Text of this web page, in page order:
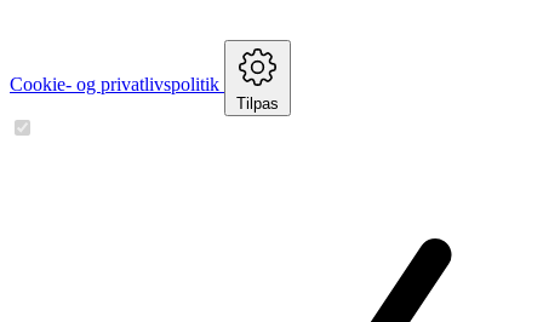
Cookie- og privatlivspolitik
Tilpas